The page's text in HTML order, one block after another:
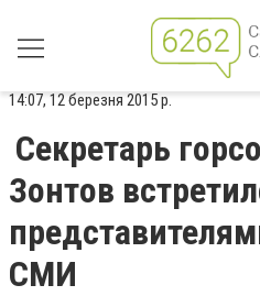
14:07, 12 березня 2015 р.
Секретарь
Зонтов
СМИ